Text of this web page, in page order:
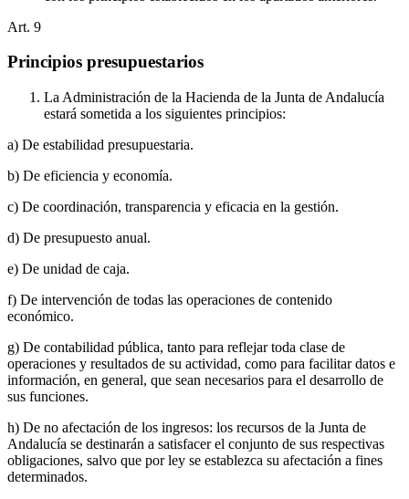
Art. 9
Principios presupuestarios
La Administración de la Hacienda de la Junta de Andalucía
estará sometida a los siguientes principios:
a) De estabilidad presupuestaria.
b) De eficiencia y economía.
c) De coordinación, transparencia y eficacia en la gestión.
d) De presupuesto anual.
e) De unidad de caja.
f) De intervención de todas las operaciones de contenido
económico.
g) De contabilidad pública, tanto para reflejar toda clase de
operaciones y resultados de su actividad, como para facilitar datos e
información, en general, que sean necesarios para el desarrollo de
sus funciones.
h) De no afectación de los ingresos: los recursos de la Junta de
Andalucía se destinarán a satisfacer el conjunto de sus respectivas
obligaciones, salvo que por ley se establezca su afectación a fines
determinados.